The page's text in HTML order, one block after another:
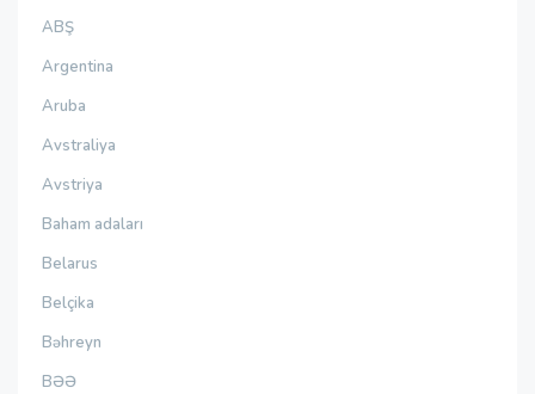
ABŞ
Argentina
Aruba
Avstraliya
Avstriya
Baham adaları
Belarus
Belçika
Bəhreyn
BƏƏ